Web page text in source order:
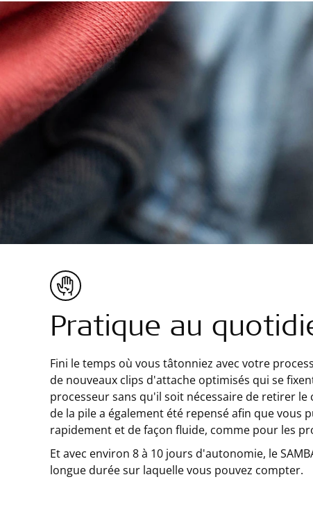
Pratique au
Fini le temps où vous tâtonniez avec votre
de nouveaux clips d'attache optimisés qui se
processeur sans qu'il soit nécessaire de retirer
de la pile a également été repensé afin que vous
rapidement et de façon fluide, comme pour les
Et avec environ 8 à 10 jours d'autonomie, le
longue durée sur laquelle vous pouvez compter.